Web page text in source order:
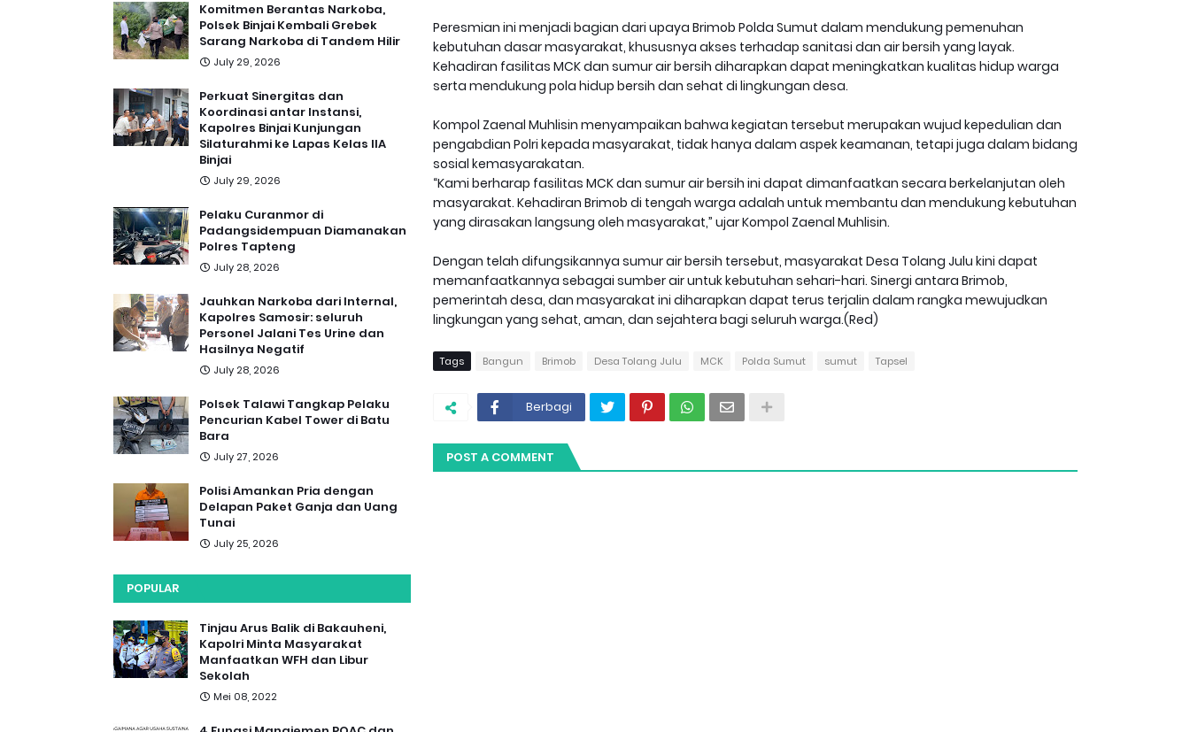
Peresmian ini menjadi bagian dari upaya Brimob Polda Sumut dalam mendukung pemenuhan
kebutuhan dasar masyarakat, khususnya akses terhadap sanitasi dan air bersih yang layak.
Kehadiran fasilitas MCK dan sumur air bersih diharapkan dapat meningkatkan kualitas hidup warga
serta mendukung pola hidup bersih dan sehat di lingkungan desa.
Kompol Zaenal Muhlisin menyampaikan bahwa kegiatan tersebut merupakan wujud kepedulian dan
pengabdian Polri kepada masyarakat, tidak hanya dalam aspek keamanan, tetapi juga dalam bidang
sosial kemasyarakatan.
“Kami berharap fasilitas MCK dan sumur air bersih ini dapat dimanfaatkan secara berkelanjutan oleh
masyarakat. Kehadiran Brimob di tengah warga adalah untuk membantu dan mendukung kebutuhan
yang dirasakan langsung oleh masyarakat,” ujar Kompol Zaenal Muhlisin.
Dengan telah difungsikannya sumur air bersih tersebut, masyarakat Desa Tolang Julu kini dapat
memanfaatkannya sebagai sumber air untuk kebutuhan sehari-hari. Sinergi antara Brimob,
pemerintah desa, dan masyarakat ini diharapkan dapat terus terjalin dalam rangka mewujudkan
lingkungan yang sehat, aman, dan sejahtera bagi seluruh warga.(Red)
Tags Bangun Brimob Desa Tolang Julu MCK Polda Sumut sumut Tapsel
Berbagi
POST A COMMENT
Komitmen Berantas Narkoba,
Polsek Binjai Kembali Grebek
Sarang Narkoba di Tandem Hilir
July 29, 2026
Perkuat Sinergitas dan
Koordinasi antar Instansi,
Kapolres Binjai Kunjungan
Silaturahmi ke Lapas Kelas IIA
Binjai
July 29, 2026
Pelaku Curanmor di
Padangsidempuan Diamanakan
Polres Tapteng
July 28, 2026
Jauhkan Narkoba dari Internal,
Kapolres Samosir: seluruh
Personel Jalani Tes Urine dan
Hasilnya Negatif
July 28, 2026
Polsek Talawi Tangkap Pelaku
Pencurian Kabel Tower di Batu
Bara
July 27, 2026
Polisi Amankan Pria dengan
Delapan Paket Ganja dan Uang
Tunai
July 25, 2026
POPULAR
Tinjau Arus Balik di Bakauheni,
Kapolri Minta Masyarakat
Manfaatkan WFH dan Libur
Sekolah
Mei 08, 2022